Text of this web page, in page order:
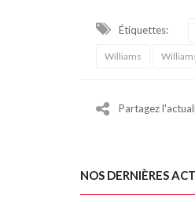
Étiquettes:
Williams
Partagez
NOS DERNIÈRES